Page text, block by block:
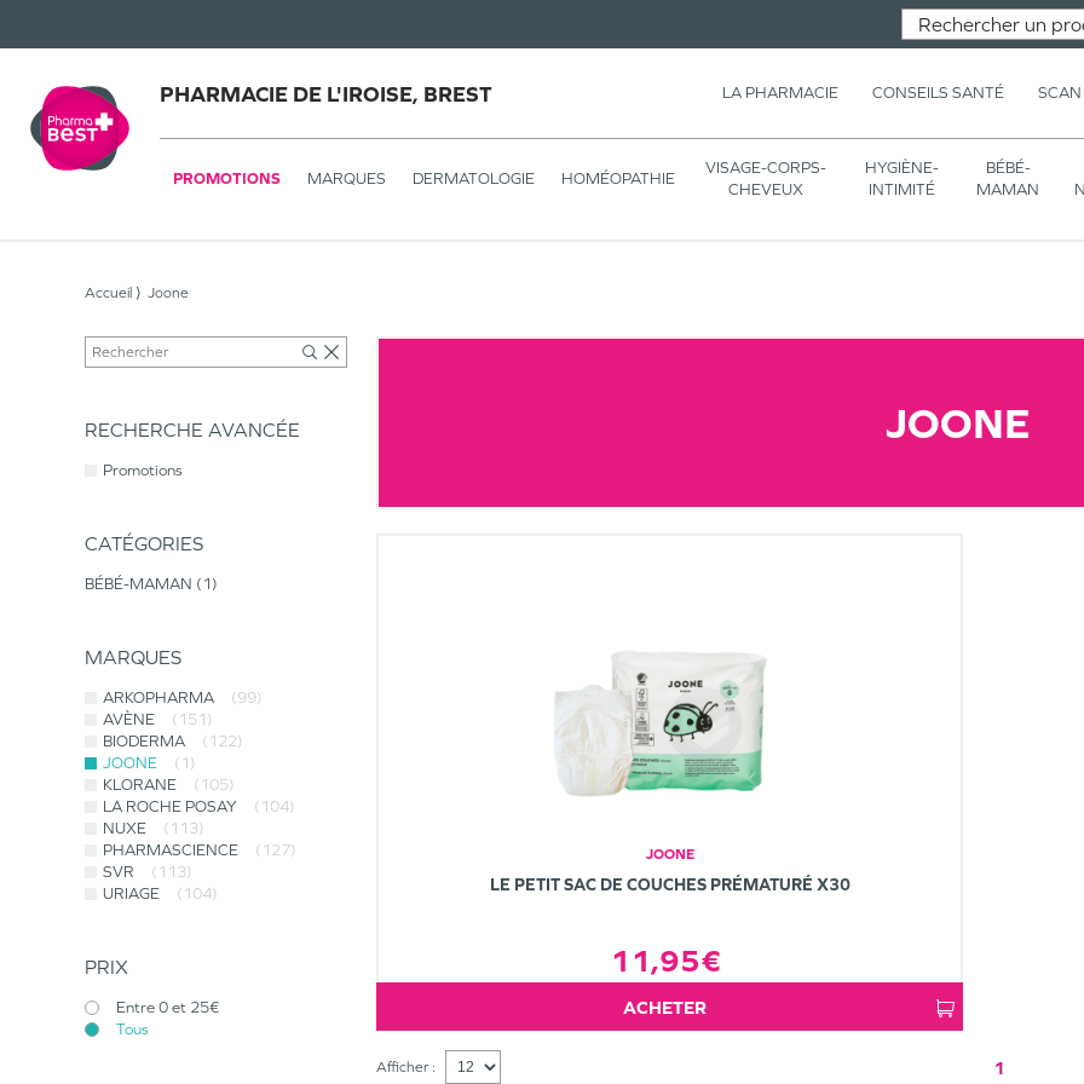
PHARMACIE DE L'IROISE, BREST LA PHARMACIE CONSEILS SANTÉ SCAN
PROMOTIONS MARQUES DERMATOLOGIE HOMÉOPATHIE
VISAGE-CORPS-
CHEVEUX
HYGIÈNE-
INTIMITÉ
BÉBÉ-
MAMAN
Accueil Joone
RECHERCHE AVANCÉE
Promotions
CATÉGORIES
BÉBÉ-MAMAN 1
MARQUES
ARKOPHARMA
(99)
AVÈNE
(151)
BIODERMA
(122)
JOONE
(1)
KLORANE
(105)
LA ROCHE POSAY
(104)
NUXE
(113)
PHARMASCIENCE
(127)
SVR
(113)
URIAGE
(104)
PRIX
Entre 0 et 25€
Tous
JOONE
JOONE
LE PETIT SAC DE COUCHES PRÉMATURÉ X30
11,95€
ACHETER
Afficher : 1